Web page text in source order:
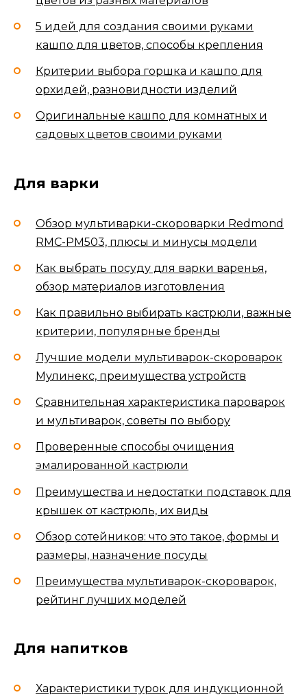
5 идей для создания своими руками
кашпо для цветов, способы крепления
Критерии выбора горшка и кашпо для
орхидей, разновидности изделий
Оригинальные кашпо для комнатных и
садовых цветов своими руками
Для варки
Обзор мультиварки-скороварки Redmond
RMC-PM503, плюсы и минусы модели
Как выбрать посуду для варки варенья,
обзор материалов изготовления
Как правильно выбирать кастрюли, важные
критерии, популярные бренды
Лучшие модели мультиварок-скороварок
Мулинекс, преимущества устройств
Сравнительная характеристика пароварок
и мультиварок, советы по выбору
Проверенные способы очищения
эмалированной кастрюли
Преимущества и недостатки подставок для
крышек от кастрюль, их виды
Обзор сотейников: что это такое, формы и
размеры, назначение посуды
Преимущества мультиварок-скороварок,
рейтинг лучших моделей
Для напитков
Характеристики турок для индукционной